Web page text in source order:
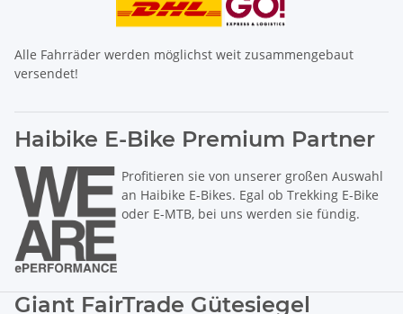
Alle Fahrräder werden möglichst weit zusammengebaut
versendet!
Haibike E-Bike Premium Partner
Profitieren sie von unserer großen Auswahl
an Haibike E-Bikes. Egal ob Trekking E-Bike
oder E-MTB, bei uns werden sie fündig.
Giant FairTrade Gütesiegel